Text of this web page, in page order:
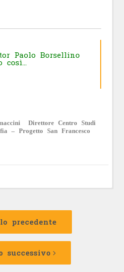
Paolo Borsellino
così…
Direttore Centro Studi
– Progetto San Francesco
precedente
Articolo
successivo
Articolo